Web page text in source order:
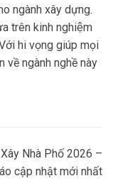
ngành xây dựng.
trên kinh nghiệm
hi vọng giúp mọi
về ngành nghề này
Nhà Phố 2026 –
cập nhật mới nhất